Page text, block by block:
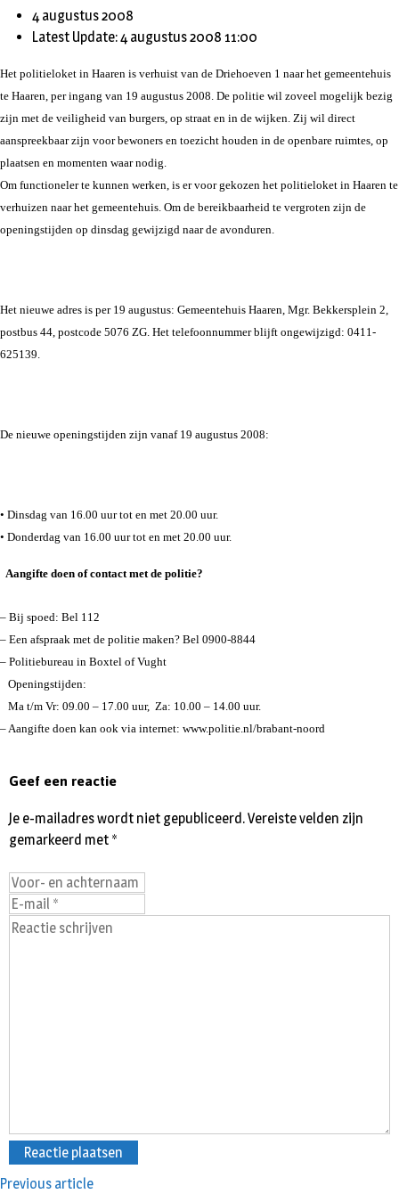
4 augustus 2008
Latest Update: 4 augustus 2008 11:00
Het politieloket in Haaren is verhuist van de Driehoeven 1 naar het gemeentehuis
te Haaren, per ingang van 19 augustus 2008. De politie wil zoveel mogelijk bezig
zijn met de veiligheid van burgers, op straat en in de wijken. Zij wil direct
aanspreekbaar zijn voor bewoners en toezicht houden in de openbare ruimtes, op
plaatsen en momenten waar nodig.
Om functioneler te kunnen werken, is er voor gekozen het politieloket in Haaren te
verhuizen naar het gemeentehuis. Om de bereikbaarheid te vergroten zijn de
openingstijden op dinsdag gewijzigd naar de avonduren.
Het nieuwe adres is per 19 augustus: Gemeentehuis Haaren, Mgr. Bekkersplein 2,
postbus 44, postcode 5076 ZG. Het telefoonnummer blijft ongewijzigd: 0411-
625139.
De nieuwe openingstijden zijn vanaf 19 augustus 2008:
• Dinsdag van 16.00 uur tot en met 20.00 uur.
• Donderdag van 16.00 uur tot en met 20.00 uur.
Aangifte doen of contact met de politie?
– Bij spoed: Bel 112
– Een afspraak met de politie maken? Bel 0900-8844
– Politiebureau in Boxtel of Vught
Openingstijden:
Ma t/m Vr: 09.00 – 17.00 uur, Za: 10.00 – 14.00 uur.
– Aangifte doen kan ook via internet: www.politie.nl/brabant-noord
Previous article
Geef een reactie
Je e-mailadres wordt niet gepubliceerd.Vereiste velden zijn
gemarkeerd met *